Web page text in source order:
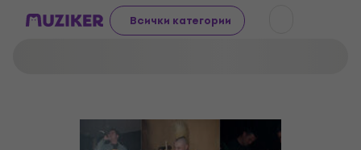
Всички категории